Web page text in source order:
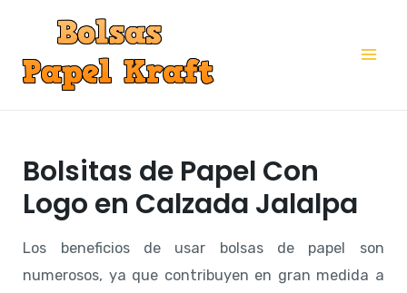
contenido
Bolsitas de Papel Con
Logo en Calzada Jalalpa
Los beneficios de usar bolsas de papel son
numerosos, ya que contribuyen en gran medida a